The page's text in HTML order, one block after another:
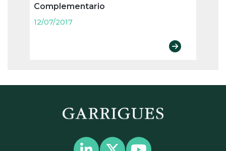
Complementario
12/07/2017